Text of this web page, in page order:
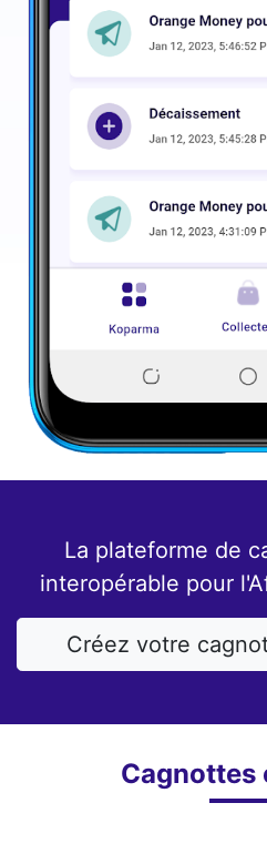
La plateforme de
interopérable pour
Créez votre
Cagnottes